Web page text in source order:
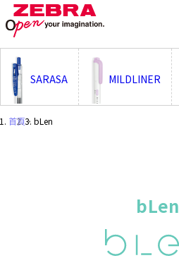
SARASA MILDLINER
首頁・ bLen
bLen